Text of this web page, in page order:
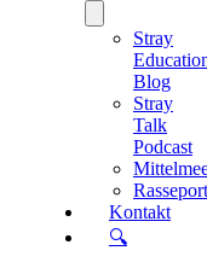
Stray
Blog
Stray
Talk
Podcast
Kontakt
🔍